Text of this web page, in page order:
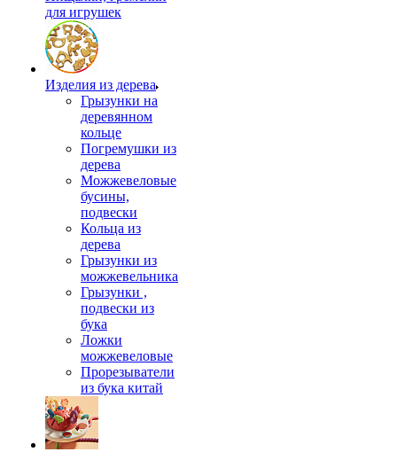
для игрушек
Изделия из дерева
Грызунки на
деревянном
кольце
Погремушки из
дерева
Можжевеловые
бусины,
подвески
Кольца из
дерева
Грызунки из
можжевельника
Грызунки ,
подвески из
бука
Ложки
можжевеловые
Прорезыватели
из бука китай